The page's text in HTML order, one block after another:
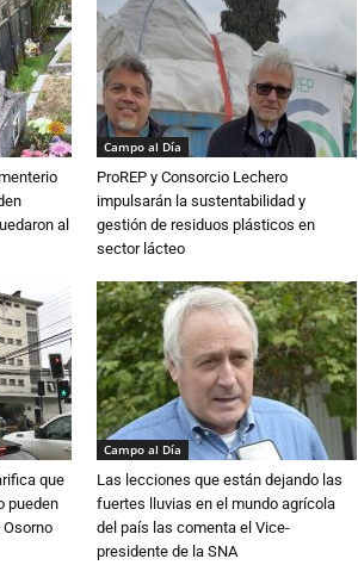
al
Campo al Día
ProREP y Consorcio Lechero
impulsarán la sustentabilidad y
gestión de residuos plásticos en
sector lácteo
que
pueden
Campo al Día
Las lecciones que están dejando las
fuertes lluvias en el mundo agrícola
del país las comenta el Vice-
presidente de la SNA